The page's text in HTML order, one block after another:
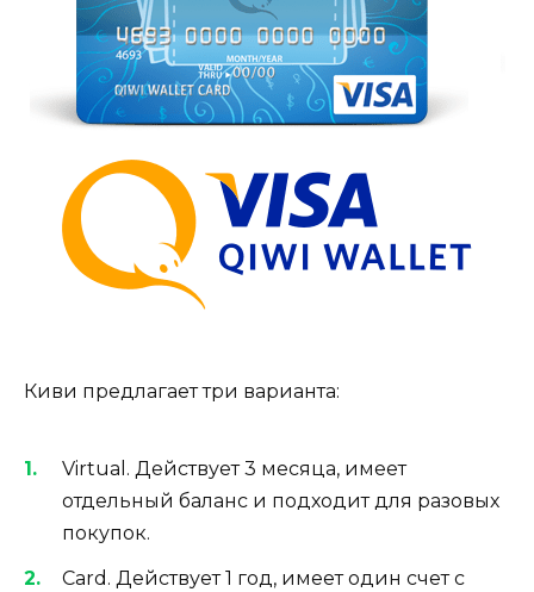
Киви предлагает три варианта:
Virtual. Действует 3 месяца, имеет
отдельный баланс и подходит для разовых
покупок.
Card. Действует 1 год, имеет один счет с